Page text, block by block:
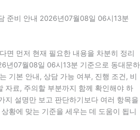
준비 안내 2026년07월08일 06시13분
면 먼저 현재 필요한 내용을 차분히 정리
년07월08일 06시13분 기준으로 동대문하
기본 안내, 상담 가능 여부, 진행 조건, 비
자료, 주의할 부분까지 함께 확인해야 하
지 설명만 보고 판단하기보다 여러 항목을
황에 맞는 기준을 세우는 데 도움이 됩니